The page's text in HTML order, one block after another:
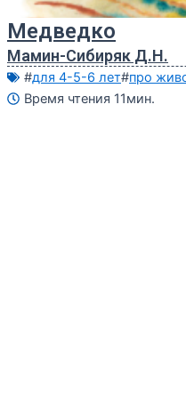
Медведко
Мамин-Сибиряк Д.Н.
#для 4-5-6 лет#про
Время чтения 11мин.